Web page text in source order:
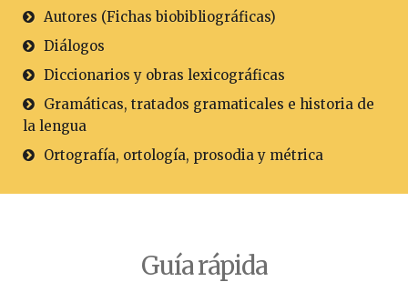
Autores (Fichas biobibliográficas)
Diálogos
Diccionarios y obras lexicográficas
Gramáticas, tratados gramaticales e historia de
la lengua
Ortografía, ortología, prosodia y métrica
Guía rápida